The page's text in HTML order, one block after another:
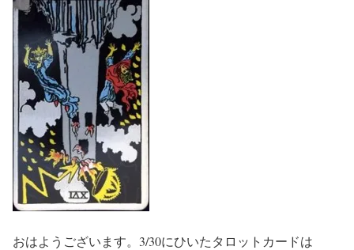
おはようございます。3/30にひいたタロットカードは